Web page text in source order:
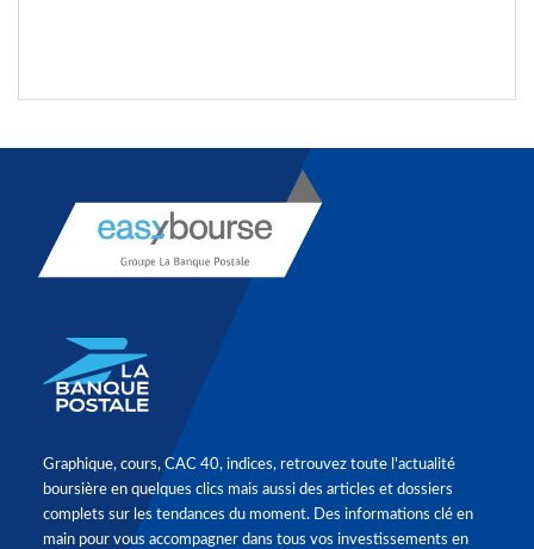
Graphique, cours, CAC 40, indices, retrouvez toute l'actualité
boursière en quelques clics mais aussi des articles et dossiers
complets sur les tendances du moment. Des informations clé en
main pour vous accompagner dans tous vos investissements en